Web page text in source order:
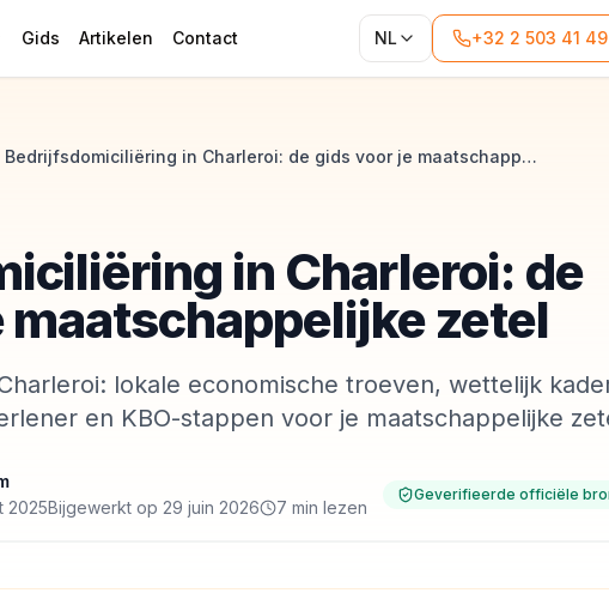
Gids Artikelen Contact NL +32 2 503 41 49
Bedrijfsdomiciliëring in Charleroi: de gids voor je maatschappelijke zetel
in Charleroi: de
maatschappelijke zetel
lokale economische troeven, wettelijk
en KBO-stappen voor je maatschappelijke
2025Bijgewerkt op 29 juin 2026 7 min lezen
Geverifieerde officiële